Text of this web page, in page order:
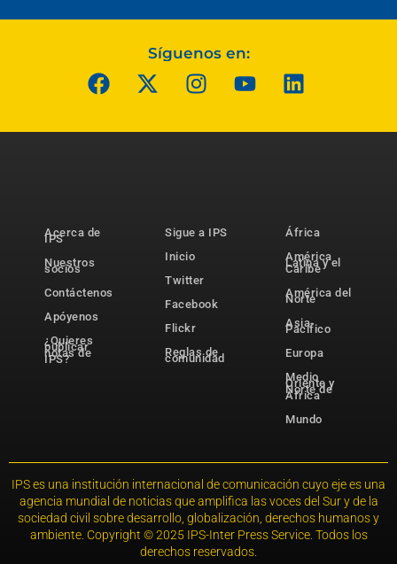
Síguenos en:
Acerca de
IPS
Nuestros
socios
Contáctenos
Apóyenos
¿Quieres
publicar
notas de
IPS?
Sigue a IPS
Inicio
Twitter
Facebook
Flickr
Reglas de
comunidad
África
América
Latina y el
Caribe
América del
Norte
Asia-
Pacífico
Europa
Medio
Oriente y
Norte de
África
Mundo
IPS es una institución internacional de comunicación cuyo eje es una
agencia mundial de noticias que amplifica las voces del Sur y de la
sociedad civil sobre desarrollo, globalización, derechos humanos y
ambiente. Copyright © 2025 IPS-Inter Press Service. Todos los
derechos reservados.